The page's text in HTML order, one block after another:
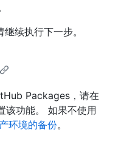
续执行下一步。
Packages，请在
该功能。 如果不使用
环境的备份。